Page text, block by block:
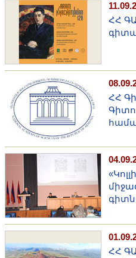
ՀՀ
ՀՀ
ՀՀ